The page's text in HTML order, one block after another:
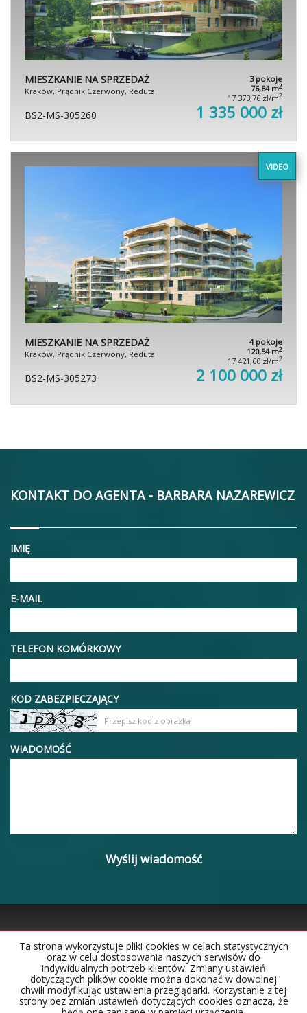
MIESZKANIE NA SPRZEDAŻ
Kraków, Prądnik Czerwony, Reduta
3 pokoje
76,84 m2
17 373,76 zł/m2
BS2-MS-305260 1 335 000 zł
VIDEO
MIESZKANIE NA SPRZEDAŻ
Kraków, Prądnik Czerwony, Reduta
4 pokoje
120,54 m2
17 421,60 zł/m2
BS2-MS-305273 2 100 000 zł
KONTAKT DO AGENTA - BARBARA NAZAREWICZ
IMIĘ
E-MAIL
TELEFON KOMÓRKOWY
KOD ZABEZPIECZAJĄCY
WIADOMOŚĆ
Strona główna Notatnik Kontakt
Ta strona wykorzystuje pliki cookies w celach statystycznych
oraz w celu dostosowania naszych serwisów do
indywidualnych potrzeb klientów. Zmiany ustawień
dotyczących plików cookie można dokonać w dowolnej
chwili modyfikując ustawienia przeglądarki. Korzystanie z tej
strony bez zmian ustawień dotyczących cookies oznacza, że